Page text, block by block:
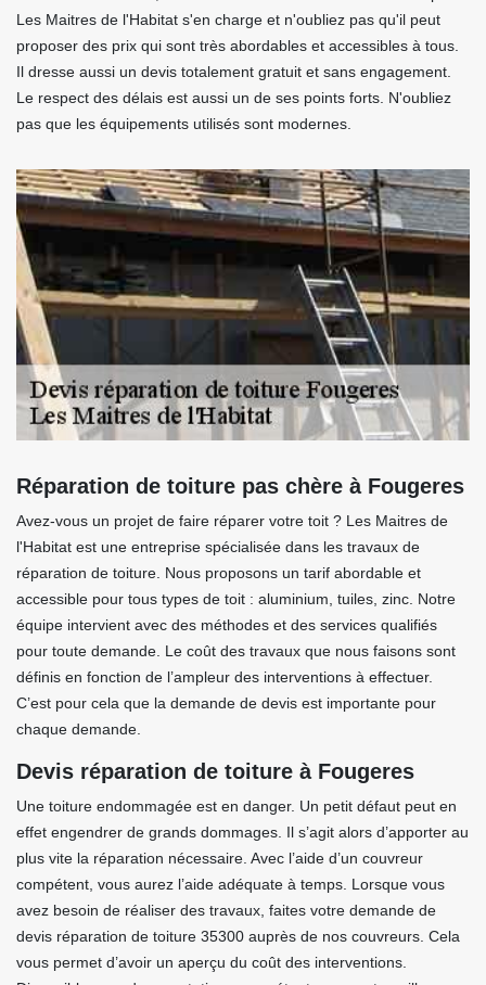
Les Maitres de l'Habitat s'en charge et n'oubliez pas qu'il peut
proposer des prix qui sont très abordables et accessibles à tous.
Il dresse aussi un devis totalement gratuit et sans engagement.
Le respect des délais est aussi un de ses points forts. N'oubliez
pas que les équipements utilisés sont modernes.
Réparation de toiture pas chère à Fougeres
Avez-vous un projet de faire réparer votre toit ? Les Maitres de
l'Habitat est une entreprise spécialisée dans les travaux de
réparation de toiture. Nous proposons un tarif abordable et
accessible pour tous types de toit : aluminium, tuiles, zinc. Notre
équipe intervient avec des méthodes et des services qualifiés
pour toute demande. Le coût des travaux que nous faisons sont
définis en fonction de l’ampleur des interventions à effectuer.
C’est pour cela que la demande de devis est importante pour
chaque demande.
Devis réparation de toiture à Fougeres
Une toiture endommagée est en danger. Un petit défaut peut en
effet engendrer de grands dommages. Il s’agit alors d’apporter au
plus vite la réparation nécessaire. Avec l’aide d’un couvreur
compétent, vous aurez l’aide adéquate à temps. Lorsque vous
avez besoin de réaliser des travaux, faites votre demande de
devis réparation de toiture 35300 auprès de nos couvreurs. Cela
vous permet d’avoir un aperçu du coût des interventions.